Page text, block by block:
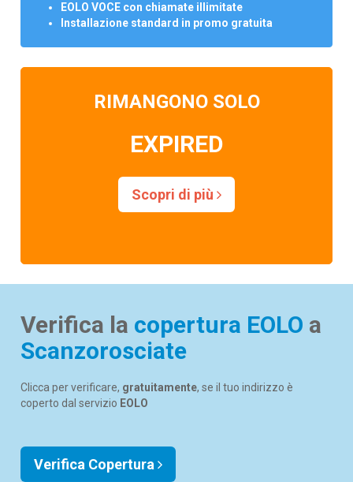
EOLO VOCE con chiamate illimitate
Installazione standard in promo gratuita
RIMANGONO SOLO
EXPIRED
Scopri di più
Verifica la copertura EOLO a
Scanzorosciate
Clicca per verificare, gratuitamente, se il tuo indirizzo è
coperto dal servizio EOLO
Verifica Copertura